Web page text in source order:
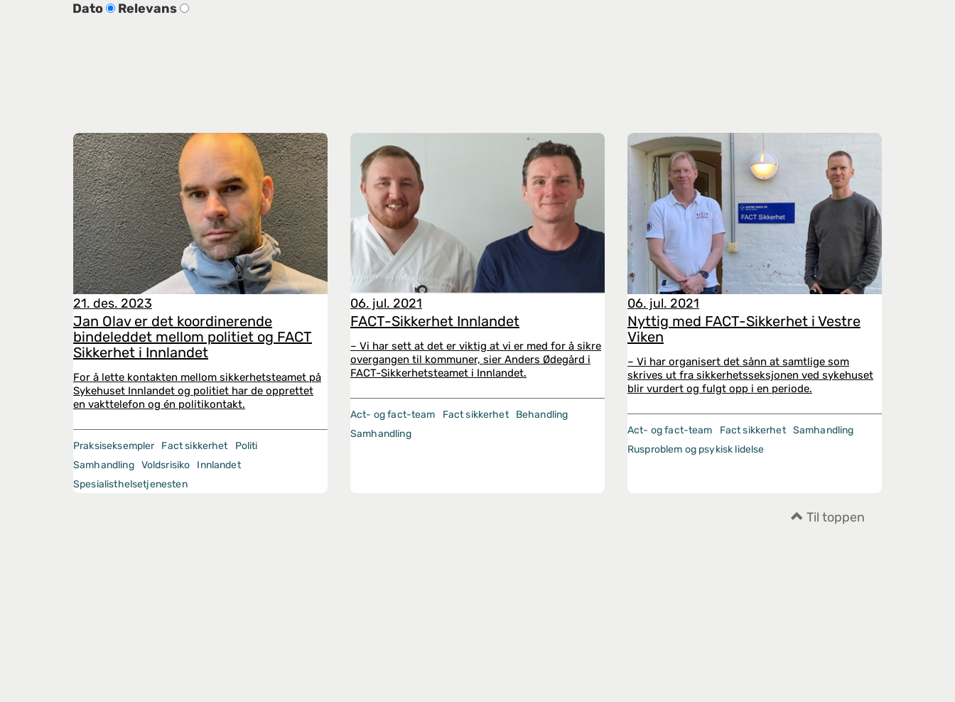
Dato
Relevans
21. des. 2023
Jan Olav er det koordinerende
bindeleddet mellom politiet og FACT
Sikkerhet i Innlandet
For å lette kontakten mellom sikkerhetsteamet på
Sykehuset Innlandet og politiet har de opprettet
en vakttelefon og én politikontakt.
Praksiseksempler Fact sikkerhet
Politi
Samhandling
Voldsrisiko
Innlandet
Spesialisthelsetjenesten
06. jul. 2021
FACT-Sikkerhet Innlandet
– Vi har sett at det er viktig at vi er med for å sikre
overgangen til kommuner, sier Anders Ødegård i
FACT-Sikkerhetsteamet i Innlandet.
Act- og fact-team Fact sikkerhet
Behandling
Samhandling
06. jul. 2021
Nyttig med FACT-Sikkerhet i Vestre
Viken
– Vi har organisert det sånn at samtlige som
skrives ut fra sikkerhetsseksjonen ved sykehuset
blir vurdert og fulgt opp i en periode.
Act- og fact-team Fact sikkerhet
Samhandling
Rusproblem og psykisk lidelse
Til toppen